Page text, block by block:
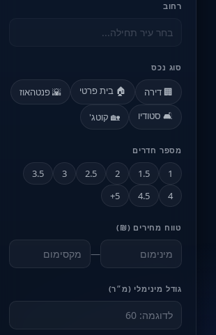
רחוב
סוג נכס
🏢 דירה 🏠 בית פרטי
🌇 פנטהאוז
🛋️ סטודיו
🏡 קוטג'
מספר חדרים
1
1.5
2
2.5
3
3.5
4
4.5
5+
טווח מחירים (₪)
—
גודל מינימלי (מ״ר)